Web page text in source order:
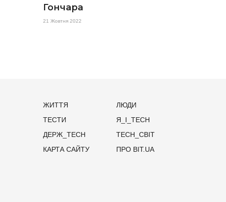
Гончара
21 Жовтня 2022
ЖИТТЯ
ЛЮДИ
ТЕСТИ
Я_І_TECH
ДЕРЖ_TECH
TECH_СВІТ
КАРТА САЙТУ
ПРО BIT.UA